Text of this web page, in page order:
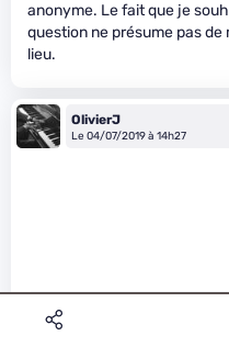
anonyme. Le fait que je
question ne présume pas de
lieu.
OlivierJ
Le 04/07/2019 à 14h27
nick_t a écrit :